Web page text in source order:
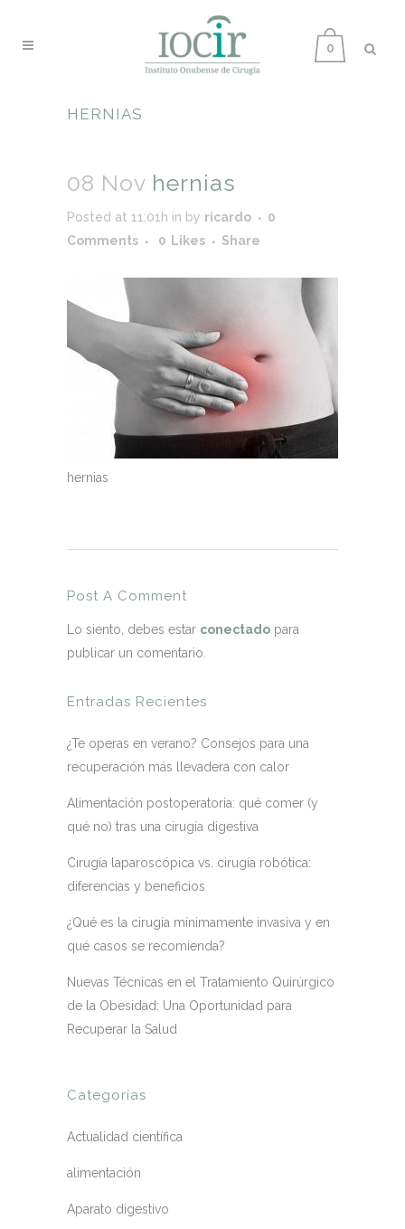
0
HERNIAS
08 Nov hernias
Posted at 11:01h in by ricardo
0
Comments
0 Likes Share
hernias
Post A Comment
Lo siento, debes estar conectado para
publicar un comentario.
Entradas Recientes
¿Te operas en verano? Consejos para una
recuperación más llevadera con calor
Alimentación postoperatoria: qué comer (y
qué no) tras una cirugía digestiva
Cirugía laparoscópica vs. cirugía robótica:
diferencias y beneficios
¿Qué es la cirugía mínimamente invasiva y en
qué casos se recomienda?
Nuevas Técnicas en el Tratamiento Quirúrgico
de la Obesidad: Una Oportunidad para
Recuperar la Salud
Categorías
Actualidad científica
alimentación
Aparato digestivo